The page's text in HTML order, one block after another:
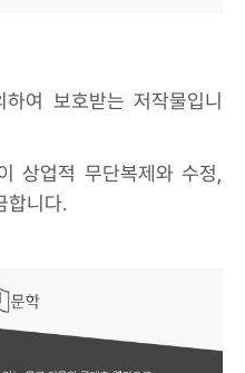
여 보호받는 저작물입니
상업적 무단복제와 수정,
합니다.